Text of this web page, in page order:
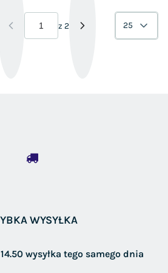
z 2 25
WYSYŁKA
wysyłka tego samego dnia